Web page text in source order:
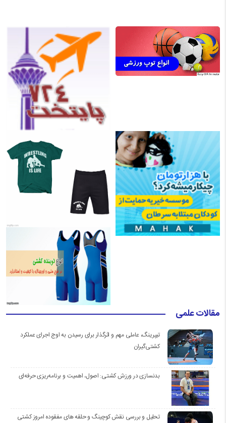
مقالات علمی
تیپرینگ، عاملی مهم و اثرگذار برای رسیدن به اوج اجرای عملکرد
کشتی‌گیران
بدنسازی در ورزش کشتی: اصول، اهمیت و برنامه‌ریزی حرفه‌ای
تحلیل و بررسی نقش کوچینگ و حلقه های مفقوده امروز کشتی